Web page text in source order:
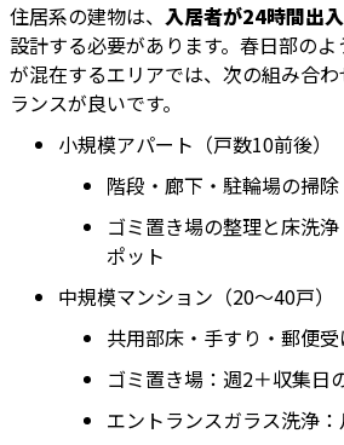
住居系の建物は、 入居者が24時間出
設計する必要があります。春日部の
が混在するエリアでは、次の組み合
ランスが良いです。
小規模アパート（戸数10前後）
階段・廊下・駐輪場の掃
ゴミ置き場の整理と床洗
ポット
中規模マンション（20〜40戸）
共用部床・手すり・郵便
ゴミ置き場：週2＋収集日
エントランスガラス洗浄：